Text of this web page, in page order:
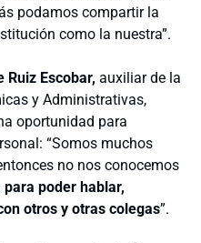
podamos compartir la
como la nuestra”.
Ruiz Escobar, auxiliar de la
y Administrativas,
oportunidad para
“Somos muchos
no nos conocemos
poder hablar,
otros y otras colegas”.